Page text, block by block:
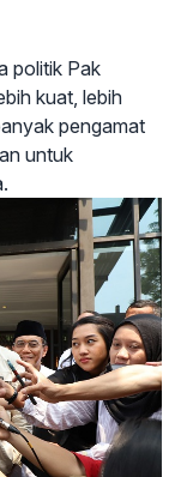
politik Pak
kuat, lebih
pengamat
untuk